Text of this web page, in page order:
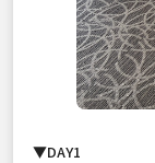
▼DAY1